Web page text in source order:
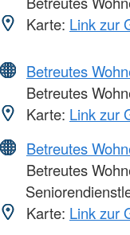
Karte: Link zur
Betreutes
Betreutes
Karte: Link zur
Betreutes
Betreutes
Karte: Link zur